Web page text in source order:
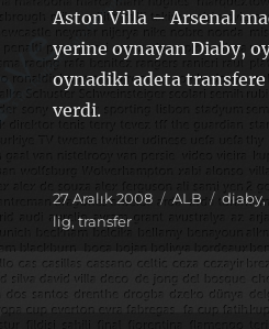
Aston Villa – Arsenal
yerine oynayan Diaby,
oynadiki adeta
verdi.
Yayın
tarihi
27 Aralık 2008 Kategoriler
ALB diaby,
lig, transfer